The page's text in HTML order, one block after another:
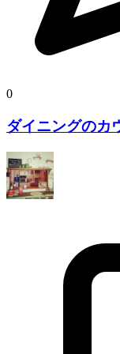
0
ダイニングのカ